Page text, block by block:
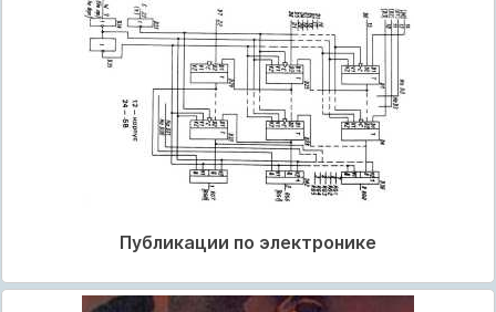
Публикации по электронике